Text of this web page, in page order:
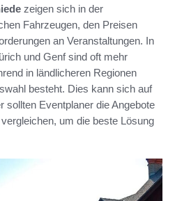
zeigen sich in der
Fahrzeugen, den Preisen
an Veranstaltungen. In
und Genf sind oft mehr
in ländlicheren Regionen
besteht. Dies kann sich auf
sollten Eventplaner die Angebote
um die beste Lösung